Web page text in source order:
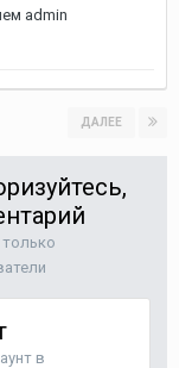
admin
ДАЛЕЕ
в